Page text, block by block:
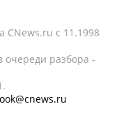
CNews.ru c 11.1998
очереди разбора -